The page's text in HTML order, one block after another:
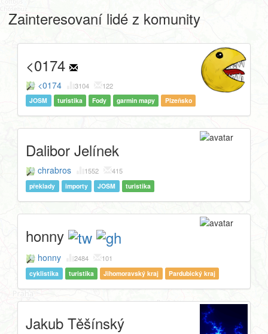
Zainteresovaní lidé z komunity
<0174
<0174 3104 122
JOSM turistika Fody garmin mapy Plzeňsko
Dalibor Jelínek
chrabros 1552 415
překlady importy JOSM turistika
honny
honny 2484 101
cyklistika turistika Jihomoravský kraj Pardubický kraj
Jakub Těšínský